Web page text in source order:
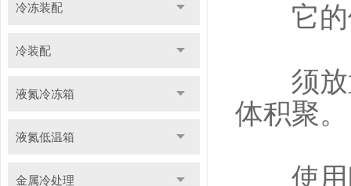
冷冻装配
冷装配
液氮冷冻箱
液氮低温箱
金属冷处理
它的使
须放置
体积聚。
使用时